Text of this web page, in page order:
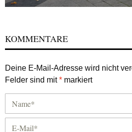
KOMMENTARE
Deine E-Mail-Adresse wird nicht
Felder sind mit* markiert